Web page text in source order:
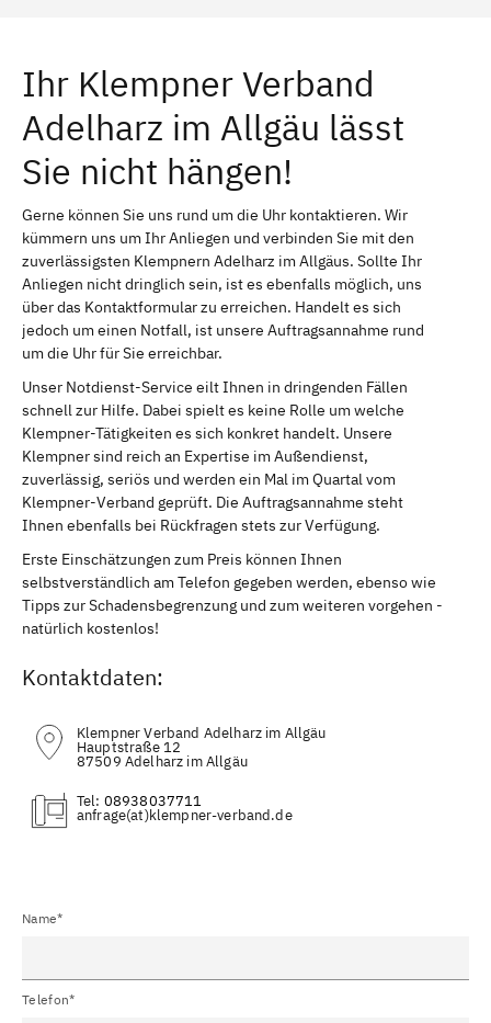
Ihr Klempner Verband
Adelharz im Allgäu lässt
Sie nicht hängen!
Gerne können Sie uns rund um die Uhr kontaktieren. Wir
kümmern uns um Ihr Anliegen und verbinden Sie mit den
zuverlässigsten Klempnern Adelharz im Allgäus. Sollte Ihr
Anliegen nicht dringlich sein, ist es ebenfalls möglich, uns
über das Kontaktformular zu erreichen. Handelt es sich
jedoch um einen Notfall, ist unsere Auftragsannahme rund
um die Uhr für Sie erreichbar.
Unser Notdienst-Service eilt Ihnen in dringenden Fällen
schnell zur Hilfe. Dabei spielt es keine Rolle um welche
Klempner-Tätigkeiten es sich konkret handelt. Unsere
Klempner sind reich an Expertise im Außendienst,
zuverlässig, seriös und werden ein Mal im Quartal vom
Klempner-Verband geprüft. Die Auftragsannahme steht
Ihnen ebenfalls bei Rückfragen stets zur Verfügung.
Erste Einschätzungen zum Preis können Ihnen
selbstverständlich am Telefon gegeben werden, ebenso wie
Tipps zur Schadensbegrenzung und zum weiteren vorgehen -
natürlich kostenlos!
Kontaktdaten:
Klempner Verband Adelharz im Allgäu
Hauptstraße 12
87509 Adelharz im Allgäu
Tel: 08938037711
(at)
Name*
Telefon*